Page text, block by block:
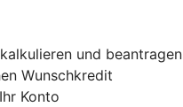
und beantragen
Wunschkredit
Konto